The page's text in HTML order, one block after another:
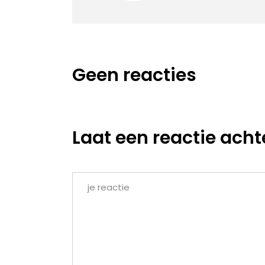
Geen reacties
Laat een reactie